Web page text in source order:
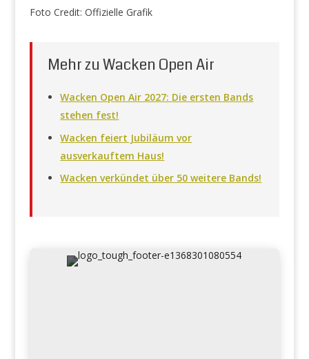
Foto Credit: Offizielle Grafik
Mehr zu Wacken Open Air
Wacken Open Air 2027: Die ersten Bands
stehen fest!
Wacken feiert Jubiläum vor
ausverkauftem Haus!
Wacken verkündet über 50 weitere Bands!